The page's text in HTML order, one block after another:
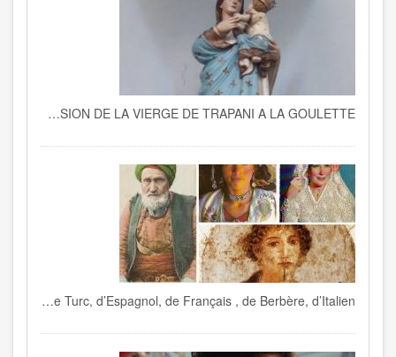
HISTOIRE DE LA PROCESSION DE LA VIERGE DE TRAPANI A LA GOULETTE
Le dialecte tunisien mélange de Turc, d’Espagnol, de Français , de Berbère, d’Italien…